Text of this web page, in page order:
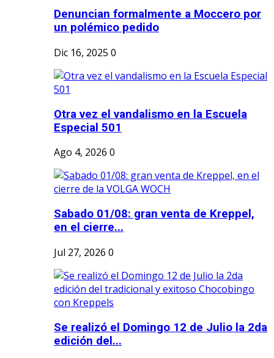
Denuncian formalmente a Moccero por
un polémico pedido
Dic 16, 2025 0
Otra vez el vandalismo en la Escuela
Especial 501
Ago 4, 2026 0
Sabado 01/08: gran venta de Kreppel,
en el cierre...
Jul 27, 2026 0
Se realizó el Domingo 12 de Julio la 2da
edición del...